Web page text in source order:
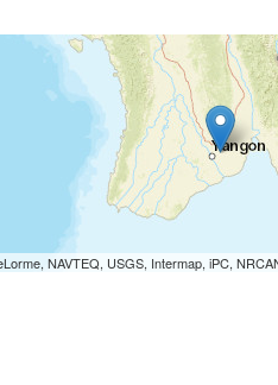
NAVTEQ, USGS, Intermap, iPC,